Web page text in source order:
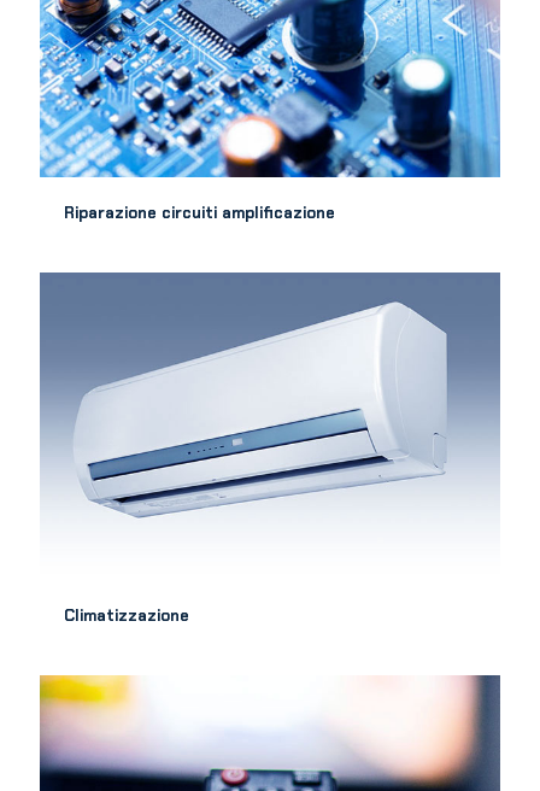
Riparazione circuiti amplificazione
Climatizzazione